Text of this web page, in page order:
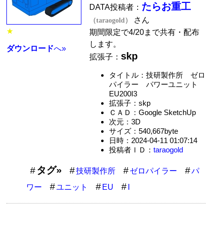
★
ダウンロードへ»
DATA投稿者： たらお重工
（taraogold）
さん
期間限定で4/20まで共有・配布
します。
拡張子：skp
タイトル：技研製作所 ゼロ
パイラー パワーユニット
EU200I3
拡張子：skp
ＣＡＤ：Google SketchUp
次元：3D
サイズ：540,667byte
日時：2024-04-11 01:07:14
投稿者ＩＤ： taraogold
タグ» 技研製作所 ゼロパイラー
パ
ワー
ユニット EU